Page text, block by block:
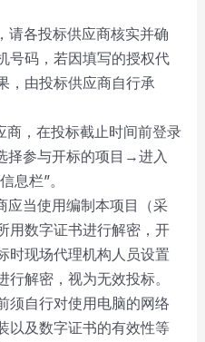
各投标供应商核实并确
号码，若因填写的授权代
，由投标供应商自行承
，在投标截止时间前登录
参与开标的项目→进入
息栏”。
当使用编制本项目（采
用数字证书进行解密，开
时现场代理机构人员设置
解密，视为无效投标。
须自行对使用电脑的网络
以及数字证书的有效性等